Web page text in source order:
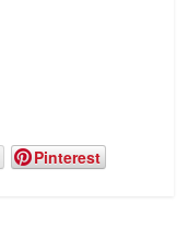
Pinterest